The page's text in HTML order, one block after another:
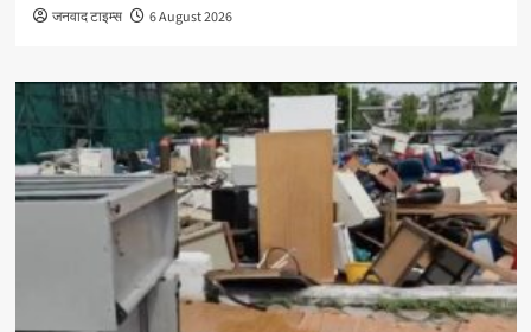
जनवाद टाइम्स 6 August 2026